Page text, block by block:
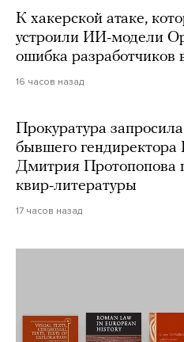
К хакерской атаке,
устроили ИИ-модели
ошибка разработчиков
16 часов назад
Прокуратура
бывшего гендиректора
Дмитрия Протопопова
квир-литературы
17 часов назад